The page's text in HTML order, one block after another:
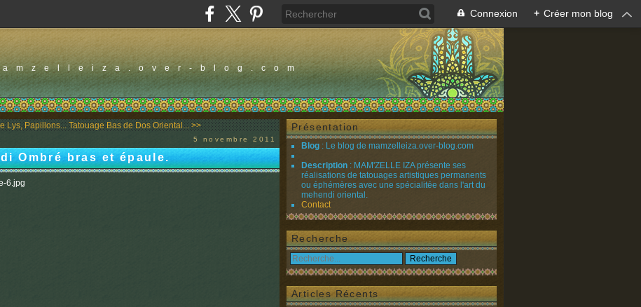
Connexion + Créer mon blog
blog.com
Lys, Papillons... Tatouage Bas de Dos Oriental... >>
5 novembre 2011
Ombré bras et épaule.
Présentation
Blog : Le blog de mamzelleiza.over-blog.com
Description : MAM'ZELLE IZA présente ses
réalisations de tatouages artistiques permanents
ou éphémères avec une spécialitée dans l'art du
mehendi oriental.
Contact
Recherche
Articles Récents